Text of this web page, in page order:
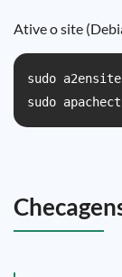
Ative o site
sudo
sudo